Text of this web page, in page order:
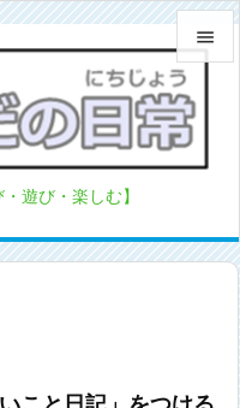
遊び・楽しむ】

メニュ

サイド
前へ